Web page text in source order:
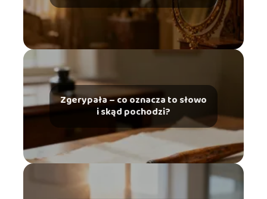
Zgerypała – co oznacza to słowo
i skąd pochodzi?